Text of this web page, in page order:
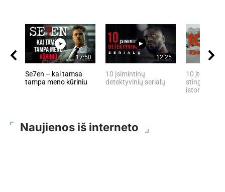
17:50
Se7en – kai tamsa
tampa meno kūriniu
12:25
10 įsimintinų
detektyvinių serialų
10 įtemptų,
stingdančių
istorijų
Naujienos iš interneto